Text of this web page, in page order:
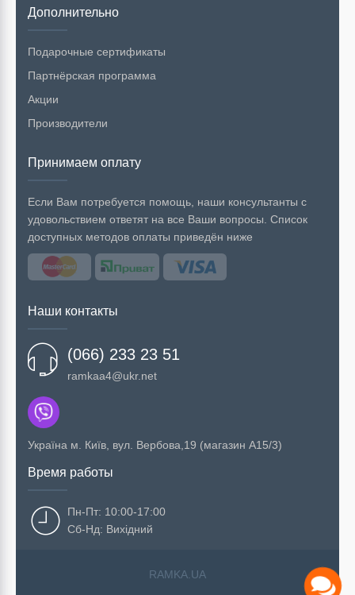
Дополнительно
Подарочные сертификаты
Партнёрская программа
Акции
Производители
Принимаем оплату
Если Вам потребуется помощь, наши консультанты с
удовольствием ответят на все Ваши вопросы. Список
доступных методов оплаты приведён ниже
Наши контакты
(066) 233 23 51
ramkaa4@ukr.net
Українa м. Київ, вул. Вербова,19 (магазин А15/3)
Время работы
Пн-Пт: 10:00-17:00
Сб-Нд: Вихідний
RAMKA.UA